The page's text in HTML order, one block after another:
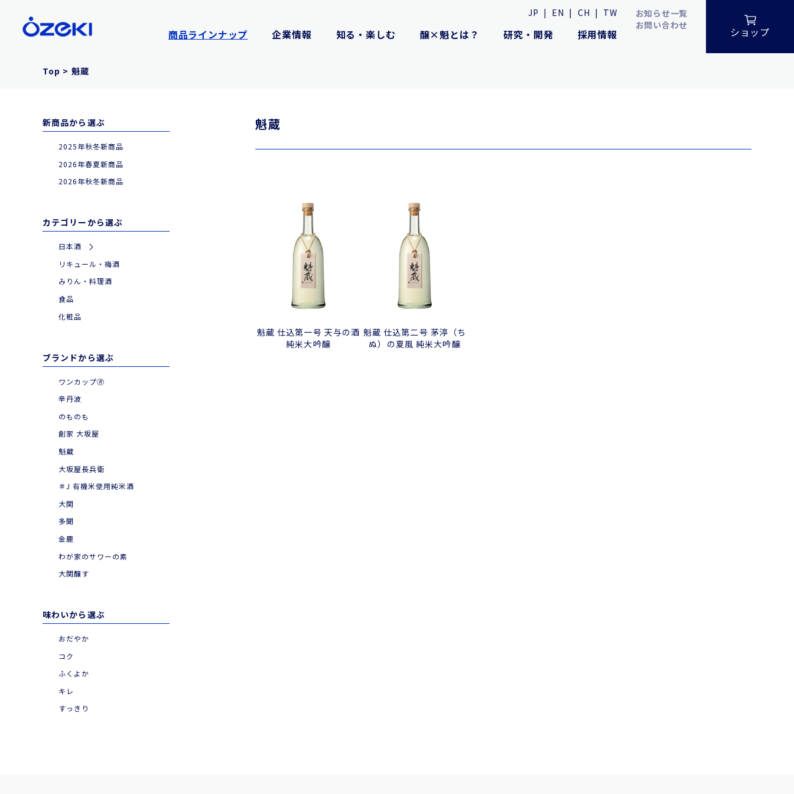
JP | EN | CH | TW
商品ラインナップ 企業情報 知る・楽しむ 醸×魁とは？ 研究・開発 採用情報
お知らせ一覧
お問い合わせ
ショップ
Top > 魁蔵
新商品から選ぶ
2025年秋冬新商品
2026年春夏新商品
2026年秋冬新商品
カテゴリーから選ぶ
日本酒
リキュール・梅酒
みりん・料理酒
食品
化粧品
ブランドから選ぶ
ワンカップ🄬
辛丹波
のものも
創家 大坂屋
魁蔵
大坂屋長兵衛
＃J 有機米使用純米酒
大関
多聞
金鹿
わが家のサワーの素
大関醸す
味わいから選ぶ
おだやか
コク
ふくよか
キレ
すっきり
魁蔵
魁蔵 仕込第一号 天与の酒
純米大吟醸
魁蔵 仕込第二号 茅渟（ち
ぬ）の夏風 純米大吟醸